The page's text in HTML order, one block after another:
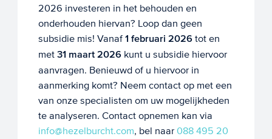
2026 investeren in het behouden en
onderhouden hiervan? Loop dan geen
subsidie mis! Vanaf 1 februari 2026tot en
met 31 maart 2026kunt u subsidie hiervoor
aanvragen. Benieuwd of u hiervoor in
aanmerking komt? Neem contact op met een
van onze specialisten om uw mogelijkheden
te analyseren. Contact opnemen kan via
info@hezelburcht.com, bel naar 088 495 20